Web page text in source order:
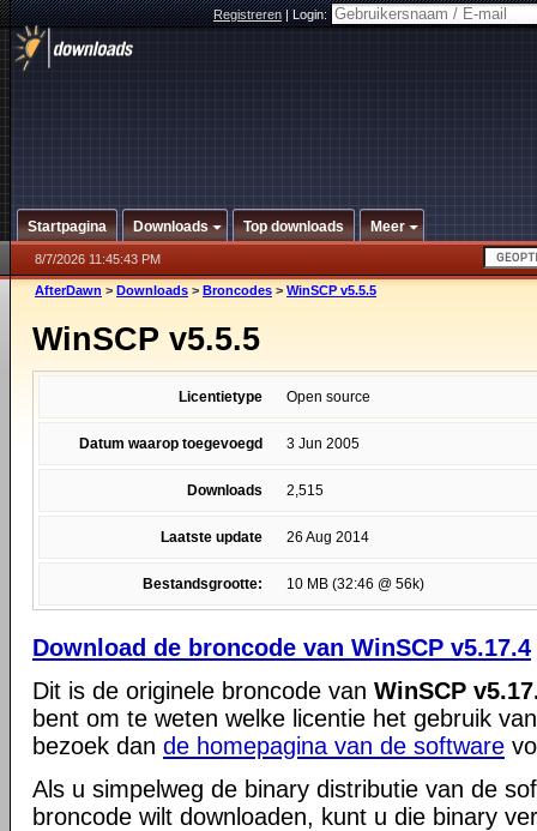
Registreren|Login:
Startpagina Downloads Top downloads Meer
8/7/2026 11:45:43 PM
AfterDawn > Downloads > Broncodes > WinSCP v5.5.5
WinSCP v5.5.5
Licentietype Open source
Datum waarop toegevoegd 3 Jun 2005
Downloads 2,515
Laatste update 26 Aug 2014
Bestandsgrootte: 10 MB (32:46 @ 56k)
Download de broncode van WinSCP v5.17.4
Dit is de originele broncode van WinSCP
bent om te weten welke licentie het gebruik
bezoek dan de homepagina van de software
Als u simpelweg de binary distributie van de
broncode wilt downloaden, kunt u die binary